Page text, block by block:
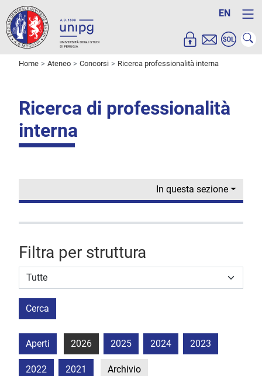
EN
Home Ateneo Concorsi Ricerca professionalità interna
Ricerca di professionalità
interna
In questa sezione
Filtra per struttura
Struttura stipulante
Cerca
Aperti 2026 2025 2024 2023
2022 2021 Archivio